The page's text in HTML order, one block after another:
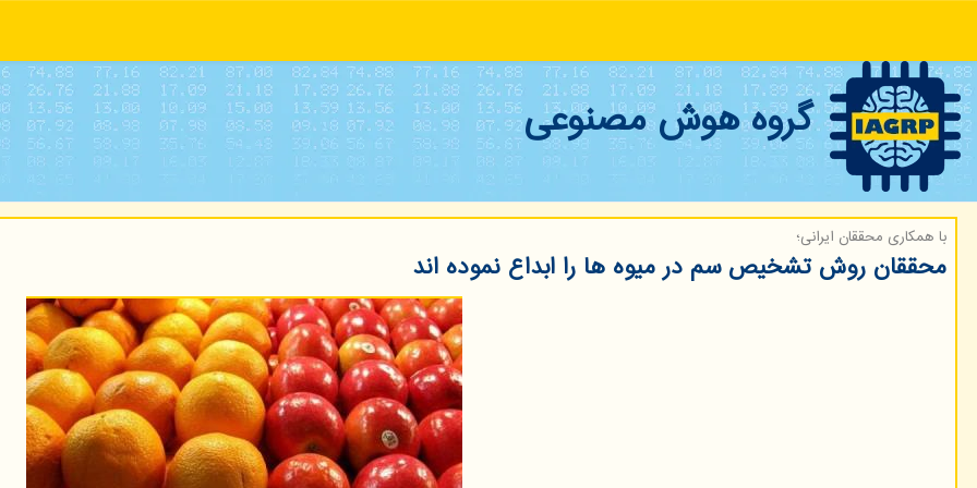
گروه هوش مصنوعی
با همكاری محققان ایرانی؛
محققان روش تشخیص سم در میوه ها را ابداع نموده اند